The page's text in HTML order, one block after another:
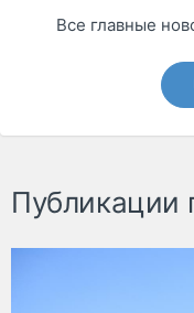
Все главные
Публикации